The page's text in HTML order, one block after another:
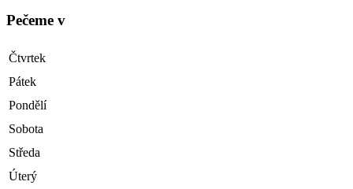
Pečeme v
Čtvrtek
Pátek
Pondělí
Sobota
Středa
Úterý